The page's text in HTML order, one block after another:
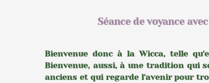
Séance de voyance
Bienvenue donc à la Wicca, telle
Bienvenue, aussi, à une tradition qui
anciens et qui regarde l'avenir pour